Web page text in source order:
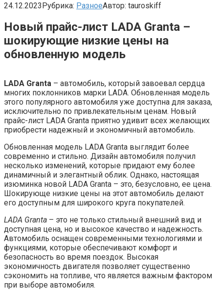
24.12.2023Рубрика: РазноеАвтор: tauroskiff
Новый прайс-лист LADA Granta –
шокирующие низкие цены на
обновленную модель
LADA Granta – автомобиль, который завоевал сердца
многих поклонников марки LADA. Обновленная модель
этого популярного автомобиля уже доступна для заказа,
исключительно по привлекательным ценам. Новый
прайс-лист LADA Granta приятно удивит всех желающих
приобрести надежный и экономичный автомобиль.
Обновленная модель LADA Granta выглядит более
современно и стильно. Дизайн автомобиля получил
несколько изменений, которые придают ему более
динамичный и элегантный облик. Однако, настоящая
изюминка новой LADA Granta – это, безусловно, ее цена.
Шокирующе низкие цены на этот автомобиль делают
его доступным для широкого круга покупателей.
LADA Granta – это не только стильный внешний вид и
доступная цена, но и высокое качество и надежность.
Автомобиль оснащен современными технологиями и
функциями, которые обеспечивают комфорт и
безопасность во время поездок. Высокая
экономичность двигателя позволяет существенно
сэкономить на топливе, что является важным фактором
при выборе автомобиля.